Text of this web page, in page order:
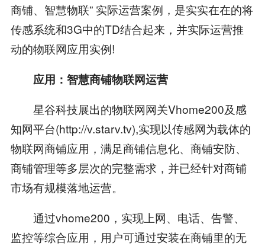
商铺、智慧物联” 实际运营案例，是实实在在的将
传感系统和3G中的TD结合起来，并实际运营推
动的物联网应用实例!
应用：智慧商铺物联网运营
星谷科技展出的物联网网关Vhome200及感
知网平台(http://v.starv.tv),实现以传感网为载体的
物联网商铺应用，满足商铺信息化、商铺安防、
商铺管理等多层次的完整需求，并已经针对商铺
市场有规模落地运营。
通过vhome200，实现上网、电话、告警、
监控等综合应用，用户可通过安装在商铺里的无